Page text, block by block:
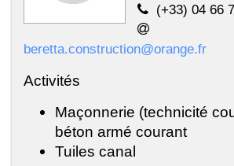
(+33) 04 66
beretta.construction@orange.fr
Activités
Maçonnerie (technicité
béton armé courant
Tuiles canal